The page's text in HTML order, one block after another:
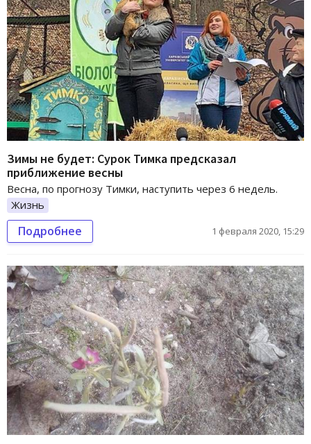
Зимы не будет: Сурок Тимка предсказал
приближение весны
Весна, по прогнозу Тимки, наступить через 6 недель.
Жизнь
Подробнее 1 февраля 2020, 15:29